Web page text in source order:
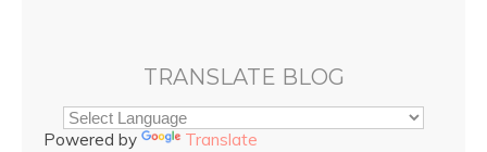
TRANSLATE BLOG
Powered by Translate